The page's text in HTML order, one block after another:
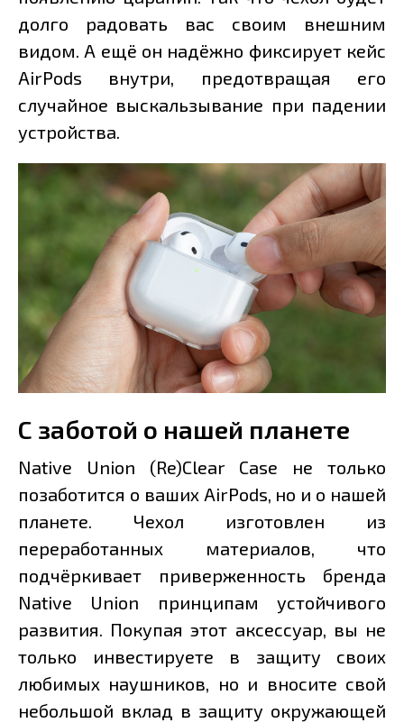
долго радовать вас своим внешним
видом. А ещё он надёжно фиксирует кейс
AirPods внутри, предотвращая его
случайное выскальзывание при падении
устройства.
С заботой о нашей планете
Native Union (Re)Clear Case не только
позаботится о ваших AirPods, но и о нашей
планете. Чехол изготовлен из
переработанных материалов, что
подчёркивает приверженность бренда
Native Union принципам устойчивого
развития. Покупая этот аксессуар, вы не
только инвестируете в защиту своих
любимых наушников, но и вносите свой
небольшой вклад в защиту окружающей